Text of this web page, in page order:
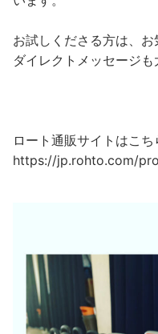
お試しくださる方は、お
ダイレクトメッセージ
ロート通販サイトはこち
https://jp.rohto.com/